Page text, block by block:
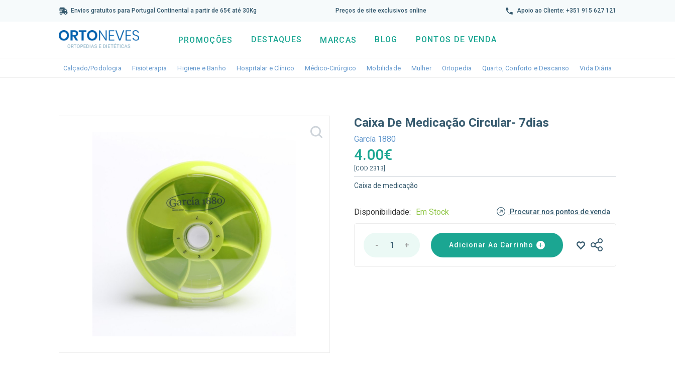
Envios gratuitos para Portugal Continental a partir de 65€ até 30Kg Preços de site exclusivos online Apoio ao Cliente: +351 915 627 121
PROMOÇÕES DESTAQUES MARCAS BLOG PONTOS DE VENDA
Calçado/Podologia Toggle dropdown
Fisioterapia Toggle dropdown
Higiene e Banho Toggle dropdown
Hospitalar e Clínico Toggle dropdown
Médico-Cirúrgico Toggle dropdown
Mobilidade Toggle dropdown
Mulher Toggle dropdown
Ortopedia Toggle dropdown
Quarto, Conforto e Descanso Toggle dropdown
Vida Diária
Subscreva aqui a nossa newsletter e tenha 5% de desconto direto
Caixa De Medicação Circular- 7dias
García 1880
4.00€
[COD 2313]
Caixa de medicação
Disponibilidade: Em Stock Procurar nos pontos de venda
- 1 + Adicionar Ao Carrinho